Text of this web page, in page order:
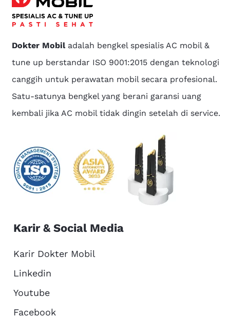
Dokter Mobiladalah bengkel spesialis AC mobil &
tune up berstandar ISO 9001:2015 dengan teknologi
canggih untuk perawatan mobil secara profesional.
Satu-satunya bengkel yang berani garansi uang
kembali jika AC mobil tidak dingin setelah di service.
Karir & Social Media
Karir Dokter Mobil
Linkedin
Youtube
Facebook